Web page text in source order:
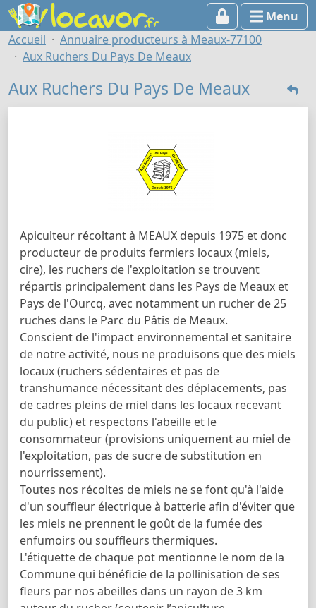
Menu
Accueil
Annuaire producteurs à Meaux-77100
Aux Ruchers Du Pays De Meaux
Aux Ruchers Du Pays De Meaux
Apiculteur récoltant à MEAUX depuis 1975 et donc
producteur de produits fermiers locaux (miels,
cire), les ruchers de l'exploitation se trouvent
répartis principalement dans les Pays de Meaux et
Pays de l'Ourcq, avec notamment un rucher de 25
ruches dans le Parc du Pâtis de Meaux.
Conscient de l'impact environnemental et sanitaire
de notre activité, nous ne produisons que des miels
locaux (ruchers sédentaires et pas de
transhumance nécessitant des déplacements, pas
de cadres pleins de miel dans les locaux recevant
du public) et respectons l'abeille et le
consommateur (provisions uniquement au miel de
l'exploitation, pas de sucre de substitution en
nourrissement).
Toutes nos récoltes de miels ne se font qu'à l'aide
d'un souffleur électrique à batterie afin d'éviter que
les miels ne prennent le goût de la fumée des
enfumoirs ou souffleurs thermiques.
L'étiquette de chaque pot mentionne le nom de la
Commune qui bénéficie de la pollinisation de ses
fleurs par nos abeilles dans un rayon de 3 km